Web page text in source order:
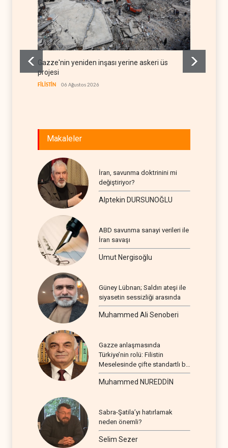
Gazze'nin yeniden inşası yerine askeri üs
projesi
FİLİSTİN 06 Ağustos 2026
Makaleler
İran, savunma doktrinini mi
değiştiriyor?
Alptekin DURSUNOĞLU
ABD savunma sanayi verileri ile
İran savaşı
Umut Nergisoğlu
Güney Lübnan; Saldırı ateşi ile
siyasetin sessizliği arasında
Muhammed Ali Senoberi
Gazze anlaşmasında
Türkiye’nin rolü: Filistin
Meselesinde çifte standartlı bir
seyir
Muhammed NUREDDİN
Sabra-Şatila’yı hatırlamak
neden önemli?
Selim Sezer